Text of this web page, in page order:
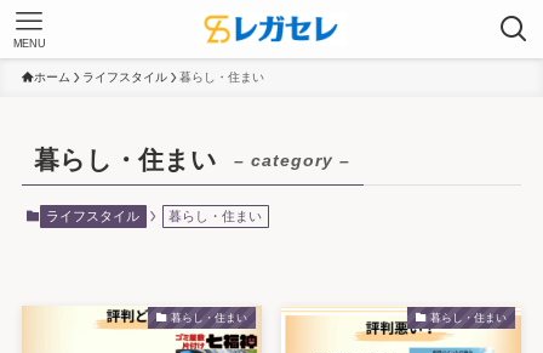
MENU
ホーム ライフスタイル 暮らし・住まい
暮らし・住まい – category –
ライフスタイル 暮らし・住まい
暮らし・住まい 暮らし・住まい